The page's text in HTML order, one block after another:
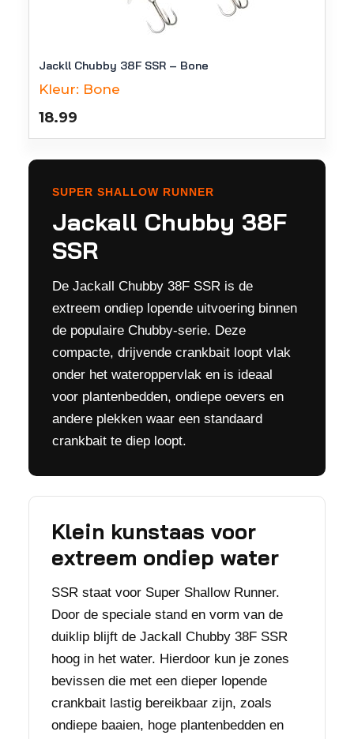
Jackll Chubby 38F SSR – Bone
Kleur: Bone
18.99
SUPER SHALLOW RUNNER
Jackall Chubby 38F
SSR
De Jackall Chubby 38F SSR is de
extreem ondiep lopende uitvoering binnen
de populaire Chubby-serie. Deze
compacte, drijvende crankbait loopt vlak
onder het wateroppervlak en is ideaal
voor plantenbedden, ondiepe oevers en
andere plekken waar een standaard
crankbait te diep loopt.
Klein kunstaas voor
extreem ondiep water
SSR staat voor Super Shallow Runner.
Door de speciale stand en vorm van de
duiklip blijft de Jackall Chubby 38F SSR
hoog in het water. Hierdoor kun je zones
bevissen die met een dieper lopende
crankbait lastig bereikbaar zijn, zoals
ondiepe baaien, hoge plantenbedden en